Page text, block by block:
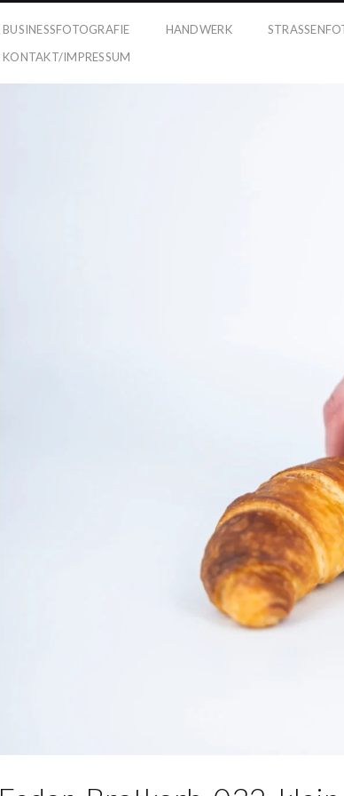
BUSINESSFOTOGRAFIE HANDWERK
KONTAKT/IMPRESSUM